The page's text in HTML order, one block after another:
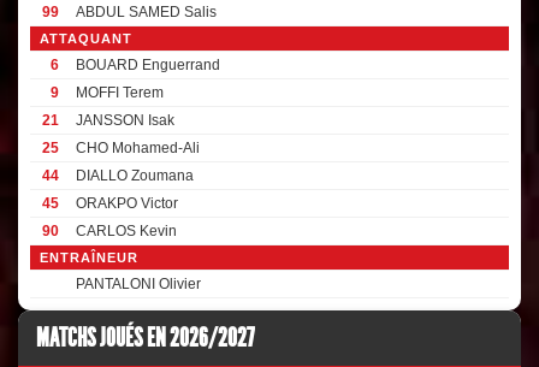
99
ABDUL SAMED Salis
ATTAQUANT
6
BOUARD Enguerrand
9
MOFFI Terem
21
JANSSON Isak
25
CHO Mohamed-Ali
44
DIALLO Zoumana
45
ORAKPO Victor
90
CARLOS Kevin
ENTRAÎNEUR
PANTALONI Olivier
MATCHS JOUÉS EN 2026/2027